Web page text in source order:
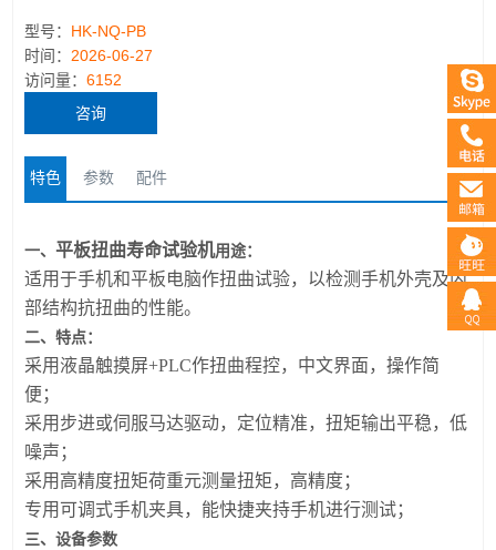
型号： HK-NQ-PB
时间： 2026-06-27
访问量：6152
咨询
特色 参数 配件
一、平板扭曲寿命试验机用途：
适用于手机和平板电脑作扭曲试验，以检测手机外壳及内
部结构抗扭曲的性能。
二、特点：
采用液晶触摸屏+PLC作扭曲程控，中文界面，操作简
便；
采用步进或伺服马达驱动，定位精准，扭矩输出平稳，低
噪声；
采用高精度扭矩荷重元测量扭矩，高精度；
专用可调式手机夹具，能快捷夹持手机进行测试；
三、设备参数